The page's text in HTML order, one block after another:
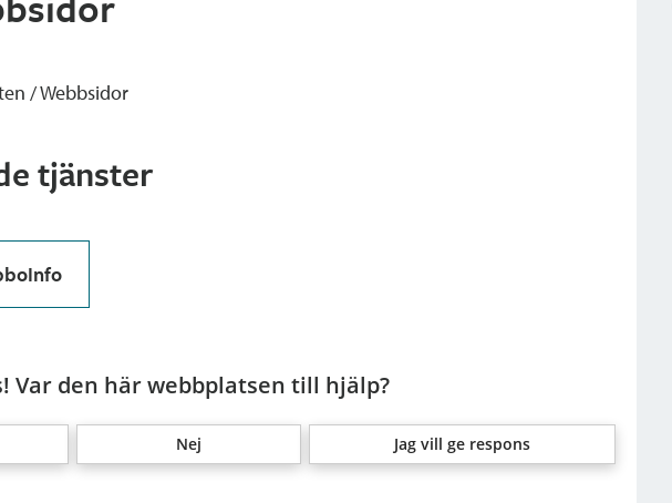
/ Webbsidor
tjänster
Var den här webbplatsen till hjälp?
Nej Jag vill ge respons